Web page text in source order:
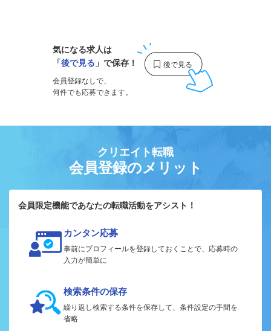
気になる求人は
「後で見る 」で保存！
会員登録なしで、
何件でも応募できます。
クリエイト転職
会員登録のメリット
会員限定機能であなたの転職活動をアシスト！
カンタン応募
事前にプロフィールを登録しておくことで、応募時の
入力が簡単に
検索条件の保存
繰り返し検索する条件を保存して、条件設定の手間を
省略